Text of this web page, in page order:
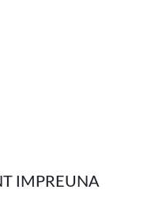
IMPREUNA